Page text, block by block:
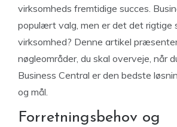
virksomheds fremtidige succes.
populært valg, men er det det rigtige
virksomhed? Denne artikel
nøgleområder, du skal overveje, når
Business Central er den bedste
og mål.
Forretningsbehov og